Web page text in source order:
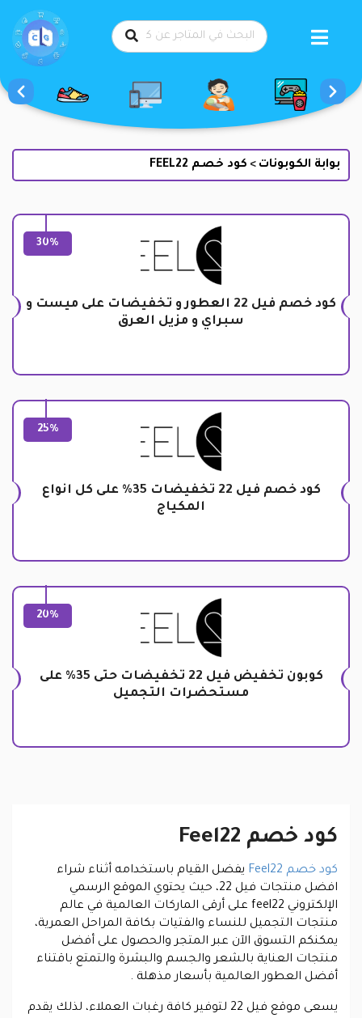
بوابة الكوبونات > كود خصم FEEL22
30%
كود خصم فيل 22 العطور و تخفيضات على ميست و
سبراي و مزيل العرق
25%
كود خصم فيل 22 تخفيضات 35% على كل انواع
المكياج
20%
كوبون تخفيض فيل 22 تخفيضات حتى 35% على
مستحضرات التجميل
كود خصم Feel22
كود خصم Feel22
يفضل القيام باستخدامه أثناء شراء
افضل منتجات فيل 22، حيث يحتوي الموقع الرسمي
الإلكتروني feel22 على أرقى الماركات العالمية في عالم
منتجات التجميل للنساء والفتيات بكافة المراحل العمرية،
يمكنكم التسوق الآن عبر المتجر والحصول على أفضل
منتجات العناية بالشعر والجسم والبشرة والتمتع باقتناء
أفضل العطور العالمية بأسعار مذهلة .
يسعى موقع فيل 22 لتوفير كافة رغبات العملاء، لذلك يقدم